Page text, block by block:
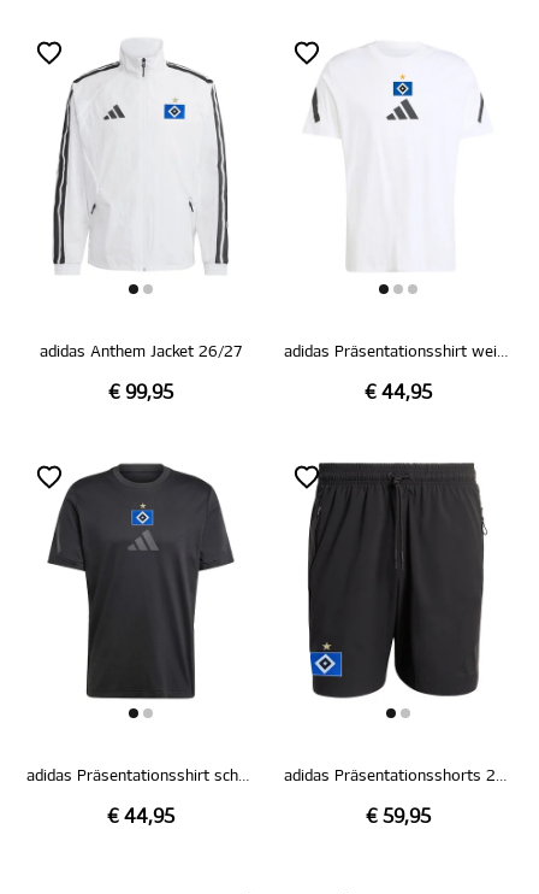
adidas Anthem Jacket 26/27
€ 99,95
adidas Präsentationsshirt weiß 26/27
€ 44,95
adidas Präsentationsshirt schwarz 26/27
€ 44,95
adidas Präsentationsshorts 26/27
€ 59,95